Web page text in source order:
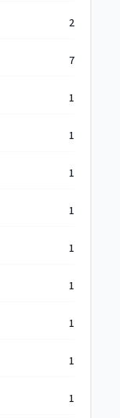
2
7
1
1
1
1
1
1
1
1
1